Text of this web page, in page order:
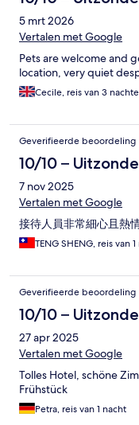
5 mrt 2026
Vertalen met Google
Pets are welcome and
location, very quiet
Cecile, reis van 3
Geverifieerde beoordeling
10/10 –
7 nov 2025
Vertalen met Google
接待人員非常細心且熱
TENG SHENG, reis van
Geverifieerde beoordeling
10/10 –
27 apr 2025
Vertalen met Google
Tolles Hotel, schöne
Frühstück
Petra, reis van 1 nacht